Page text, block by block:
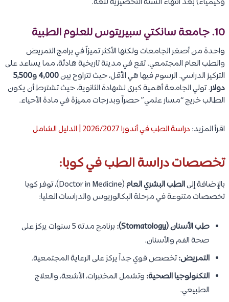
وكيمياء) بعد انتهاء السنة التحضيرية للغة.
10. جامعة سانكتي سبيريتوس للعلوم الطبية
واحدة من أصغر الجامعات ولكنها الأكثر تميزاً في برامج التمريض
والطب العام المجتمعي. تقع في مدينة تاريخية هادئة، مما يساعد على
التركيز الدراسي. الرسوم فيها هي الأقل، حيث تتراوح بين
4,000 و5,500
دولار. تولي الجامعة أهمية كبرى لشهادة الثانوية، حيث تشترط أن يكون
الطالب خريج “مسار علمي” حصراً وبدرجات مميزة في مادة الأحياء.
اقرأ المزيد: دراسة الطب في أندورا 2026/2027 | الدليل الشامل
تخصصات دراسة الطب في كوبا:
بالإضافة إلىالطب البشري العام
(Doctor in Medicine)، توفر كوبا
تخصصات متنوعة في مرحلة البكالوريوس والدراسات العليا:
طب الأسنان (Stomatology):
برنامج مدته 5 سنوات يركز على
صحة الفم والأسنان.
التمريض:تخصص قوي جداً يركز على الرعاية المجتمعية.
التكنولوجيا الصحية: وتشمل المختبرات، الأشعة، والعلاج
الطبيعي.